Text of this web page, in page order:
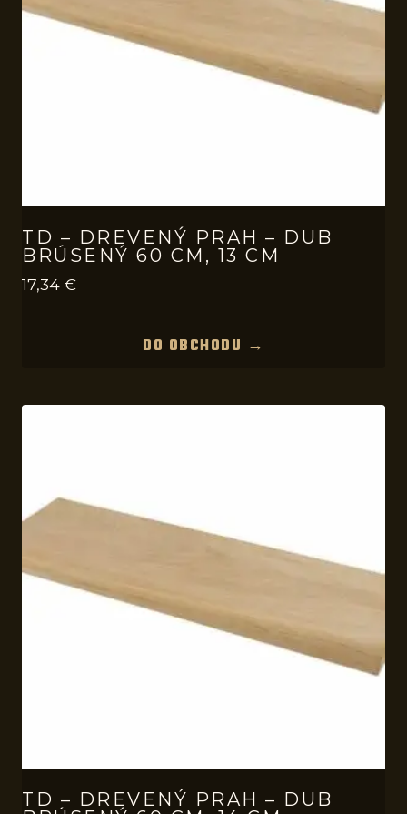
TD – DREVENÝ PRAH – DUB
BRÚSENÝ 60 CM, 13 CM
17,34 €
DO OBCHODU →
TD – DREVENÝ PRAH – DUB